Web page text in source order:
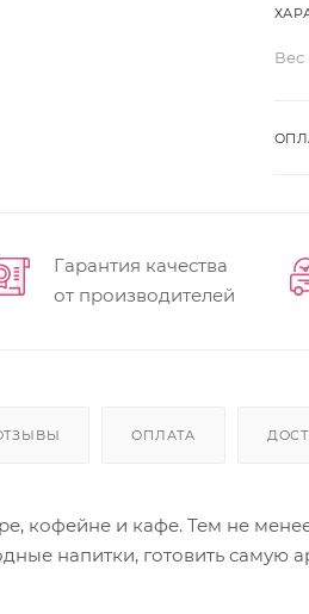
Вес
Гарантия качества
от производителей
ОПЛАТА
кофейне и кафе. Тем не
напитки, готовить